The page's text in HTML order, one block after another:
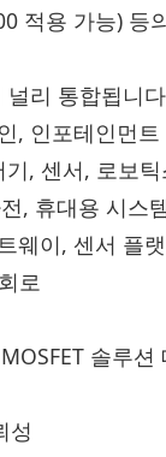
적용 가능) 등
널리 통합됩니
, 인포테인먼트
, 센서, 로보틱
, 휴대용 시스
웨이, 센서 플
로
솔루
성